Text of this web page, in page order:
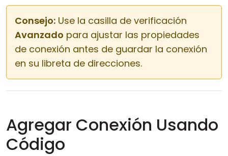
Consejo: Use la casilla de verificación
Avanzado para ajustar las propiedades
de conexión antes de guardar la conexión
en su libreta de direcciones.
Agregar Conexión Usando
Código